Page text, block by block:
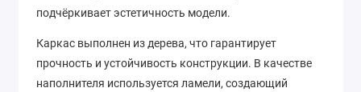
подчёркивает эстетичность модели.
Каркас выполнен из дерева, что гарантирует
прочность и устойчивость конструкции. В качестве
наполнителя используется ламели, создающий